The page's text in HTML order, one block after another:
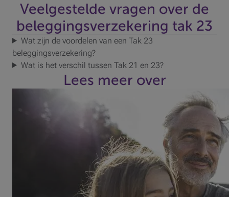
Veelgestelde vragen over de
beleggingsverzekering tak 23
Wat zijn de voordelen van een Tak 23
beleggingsverzekering?
Wat is het verschil tussen Tak 21 en 23?
Lees meer over